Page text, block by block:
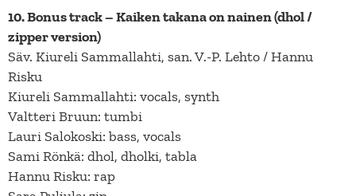
10. Bonus track – Kaiken takana on nainen (dhol /
zipper version)
Säv. Kiureli Sammallahti, san. V.-P. Lehto / Hannu
Risku
Kiureli Sammallahti: vocals, synth
Valtteri Bruun: tumbi
Lauri Salokoski: bass, vocals
Sami Rönkä: dhol, dholki, tabla
Hannu Risku: rap